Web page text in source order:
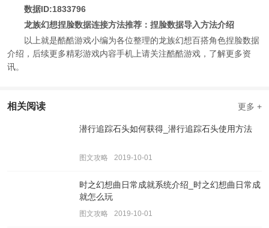
数据ID:1833796
龙族幻想捏脸数据连接方法推荐：捏脸数据导入方法介绍
以上就是酷酷游戏小编为各位整理的龙族幻想百搭角色捏脸数据
介绍，后续更多精彩游戏内容手机上请关注酷酷游戏，了解更多资
讯。
相关阅读 更多 +
潜行追踪石头如何获得_潜行追踪石头使用方法
图文攻略 2019-10-01
时之幻想曲日常成就系统介绍_时之幻想曲日常成
就怎么玩
图文攻略 2019-10-01